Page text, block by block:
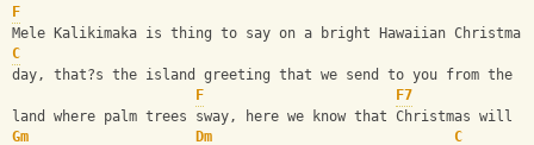
F
Mele Kalikimaka is thing to say on a bright Hawaiian Christmas
C
day, that?s the island greeting that we send to you from the
F
F7
land where palm trees sway, here we know that Christmas will
Gm
Dm
C